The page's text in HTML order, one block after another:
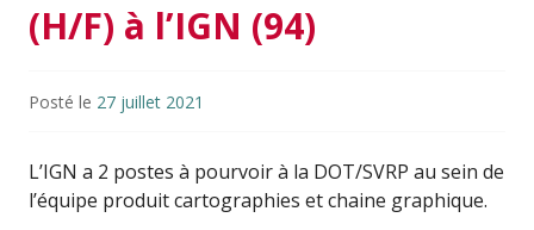
(H/F) à l’IGN (94)
Posté le 27 juillet 2021
L’IGN a 2 postes à pourvoir à la DOT/SVRP au sein de
l’équipe produit cartographies et chaine graphique.